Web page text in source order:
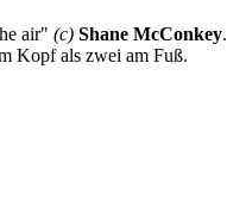
air" (с) Shane McConkey.
Kopf als zwei am Fuß.